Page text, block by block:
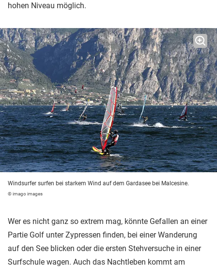
hohen Niveau möglich.
Windsurfer surfen bei starkem Wind auf dem Gardasee bei Malcesine.
© imago images
Wer es nicht ganz so extrem mag, könnte Gefallen an einer
Partie Golf unter Zypressen finden, bei einer Wanderung
auf den See blicken oder die ersten Stehversuche in einer
Surfschule wagen. Auch das Nachtleben kommt am